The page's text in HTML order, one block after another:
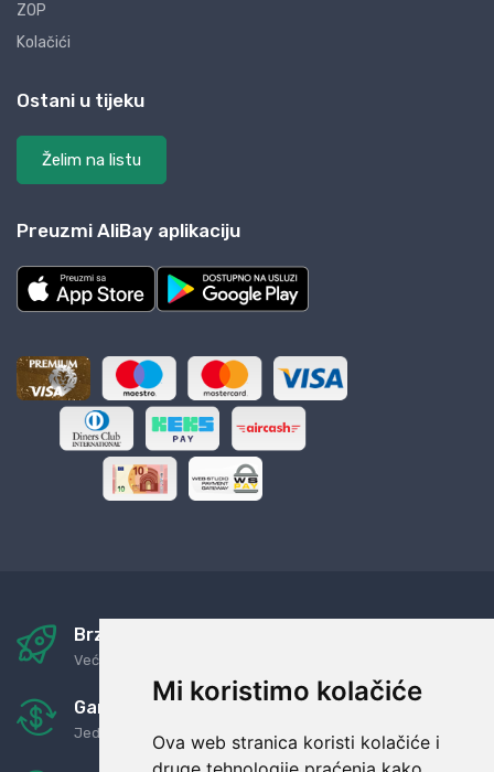
Mi koristimo kolačiće
Ova web stranica koristi kolačiće i
ZOP
Kolačići
Ostani u tijeku
Želim na listu
Preuzmi AliBay aplikaciju
Brza i sigurna dostava
Već za nekoliko dana kod vas
Garancija u povrat novaca
Jednostavno pravilo: Roba za novac